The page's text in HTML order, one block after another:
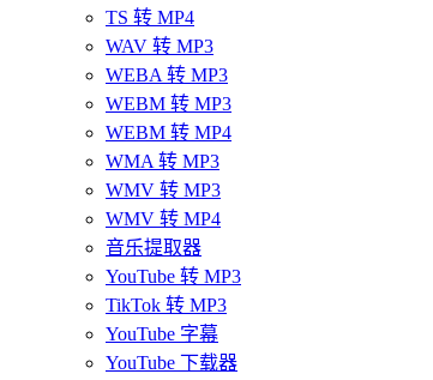
TS 转 MP4
WAV 转 MP3
WEBA 转 MP3
WEBM 转 MP3
WEBM 转 MP4
WMA 转 MP3
WMV 转 MP3
WMV 转 MP4
音乐提取器
YouTube 转 MP3
TikTok 转 MP3
YouTube 字幕
YouTube 下载器